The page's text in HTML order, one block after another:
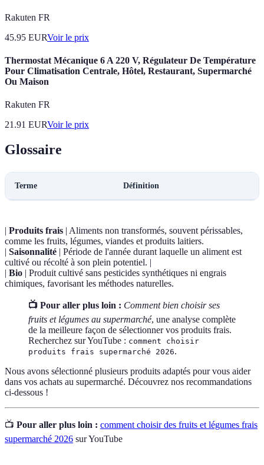
Rakuten FR
45.95 EURVoir le prix
Thermostat Mécanique 6 A 220 V, Régulateur De Température
Pour Climatisation Centrale, Hôtel, Restaurant, Supermarché
Ou Maison
Rakuten FR
21.91 EURVoir le prix
Glossaire
Terme Définition
| Produits frais | Aliments non transformés, souvent périssables,
comme les fruits, légumes, viandes et produits laitiers.
| Saisonnalité | Période de l'année durant laquelle un aliment est
cultivé ou récolté à son plein potentiel. |
| Bio | Produit cultivé sans pesticides synthétiques ni engrais
chimiques, favorisant les méthodes naturelles.
📺 Pour aller plus loin : Comment bien choisir ses
fruits et légumes au supermarché, une analyse complète
de la meilleure façon de sélectionner vos produits frais.
Recherchez sur YouTube : comment choisir
produits frais supermarché 2026.
Nous avons sélectionné plusieurs produits adaptés pour vous aider
dans vos achats au supermarché. Découvrez nos recommandations
ci-dessous !
📺 Pour aller plus loin : comment choisir des fruits et légumes frais
supermarché 2026 sur YouTube